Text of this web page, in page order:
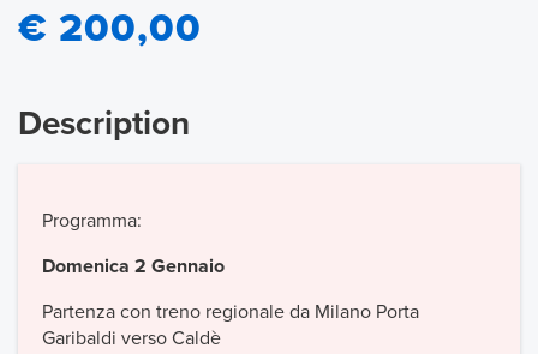
€ 200,00
Description
Programma:
Domenica 2 Gennaio
Partenza con treno regionale da Milano Porta
Garibaldi verso Caldè